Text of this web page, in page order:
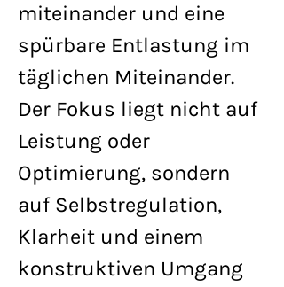
miteinander und eine
spürbare Entlastung im
täglichen Miteinander.
Der Fokus liegt nicht auf
Leistung oder
Optimierung, sondern
auf Selbstregulation,
Klarheit und einem
konstruktiven Umgang